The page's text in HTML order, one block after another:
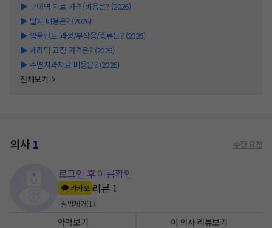
▶ 구내염 치료 가격/비용은? (2026)
▶ 발치 비용은? (2026)
▶ 임플란트 과정/부작용/종류는? (2026)
▶ 세라믹 교정 가격은? (2026)
▶ 수면치과치료 비용은? (2026)
전체보기
의사1 수정 요청
로그인 후 이름확인
카카오 리뷰 1
실밥제거(1 )
약력보기 이 의사 리뷰보기